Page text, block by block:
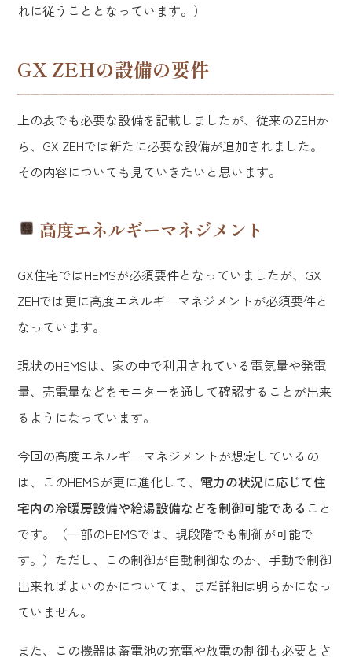
れに従うこととなっています。）
GX ZEHの設備の要件
上の表でも必要な設備を記載しましたが、従来のZEHか
ら、GX ZEHでは新たに必要な設備が追加されました。
その内容についても見ていきたいと思います。
高度エネルギーマネジメント
GX住宅ではHEMSが必須要件となっていましたが、GX
ZEHでは更に高度エネルギーマネジメントが必須要件と
なっています。
現状のHEMSは、家の中で利用されている電気量や発電
量、売電量などをモニターを通して確認することが出来
るようになっています。
今回の高度エネルギーマネジメントが想定しているの
は、このHEMSが更に進化して、電力の状況に応じて住
宅内の冷暖房設備や給湯設備などを制御可能である こと
です。（一部のHEMSでは、現段階でも制御が可能で
す。）ただし、この制御が自動制御なのか、手動で制御
出来ればよいのかについては、まだ詳細は明らかになっ
ていません。
また、この機器は蓄電池の充電や放電の制御も必要とさ